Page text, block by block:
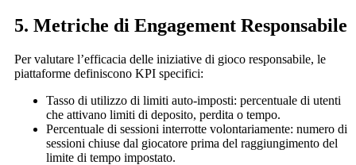
5. Metriche di Engagement Responsabile
Per valutare l’efficacia delle iniziative di gioco responsabile, le
piattaforme definiscono KPI specifici:
Tasso di utilizzo di limiti auto‑imposti: percentuale di utenti
che attivano limiti di deposito, perdita o tempo.
Percentuale di sessioni interrotte volontariamente: numero di
sessioni chiuse dal giocatore prima del raggiungimento del
limite di tempo impostato.